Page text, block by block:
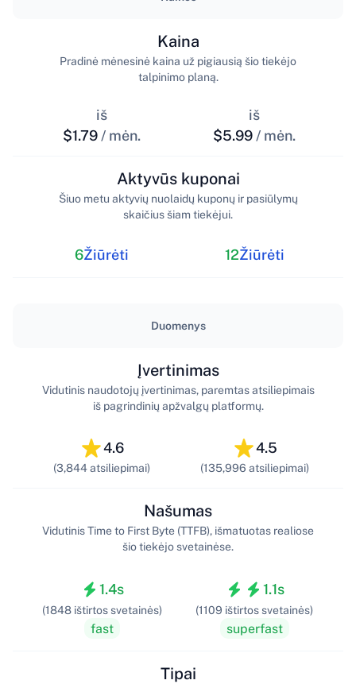
iš
$1.79 / mėn.
Kaina
Pradinė mėnesinė kaina už pigiausią šio tiekėjo
talpinimo planą.
iš
$5.99 / mėn.
6Žiūrėti
Aktyvūs kuponai
Šiuo metu aktyvių nuolaidų kuponų ir pasiūlymų
skaičius šiam tiekėjui.
12Žiūrėti
Duomenys
4.6
(3,844 atsiliepimai)
Įvertinimas
Vidutinis naudotojų įvertinimas, paremtas atsiliepimais
iš pagrindinių apžvalgų platformų.
4.5
(135,996 atsiliepimai)
1.4s
(1848 ištirtos svetainės)
fast
Našumas
Vidutinis Time to First Byte (TTFB), išmatuotas realiose
šio tiekėjo svetainėse.
1.1s
(1109 ištirtos svetainės)
superfast
Tipai